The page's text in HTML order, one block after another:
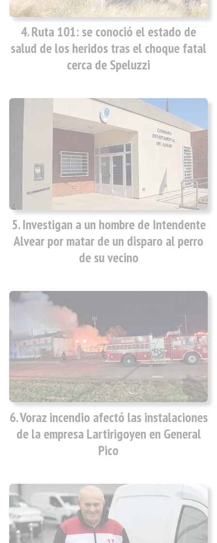
Ruta 101: se conoció el estado de
salud de los heridos tras el choque fatal
cerca de Speluzzi
Investigan a un hombre de Intendente
Alvear por matar de un disparo al perro
de su vecino
Voraz incendio afectó las instalaciones
de la empresa Lartirigoyen en General
Pico